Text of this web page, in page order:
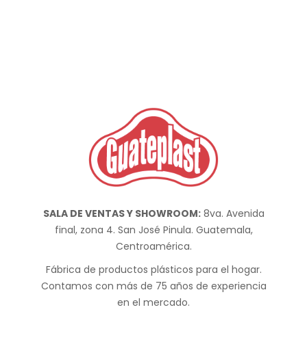
SALA DE VENTAS Y SHOWROOM:8va. Avenida
final, zona 4. San José Pinula. Guatemala,
Centroamérica.
Fábrica de productos plásticos para el hogar.
Contamos con más de 75 años de experiencia
en el mercado.